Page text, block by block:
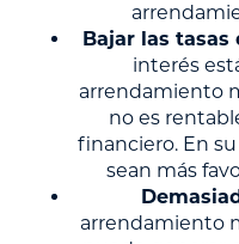
Bajar las tasas
interés
arrendamiento
no es
financiero. En
sean más
arrendamiento